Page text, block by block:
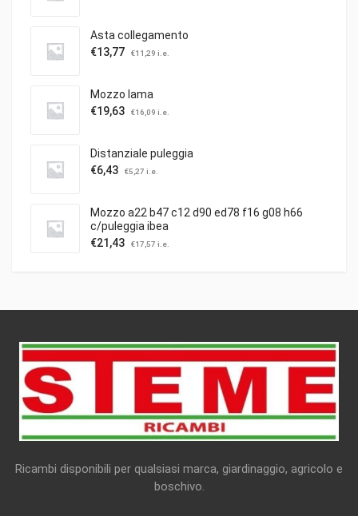
Asta collegamento
€13,77 €11,29 i.e.
Mozzo lama
€19,63 €16,09 i.e.
Distanziale puleggia
€6,43 €5,27 i.e.
Mozzo a22 b47 c12 d90 ed78 f16 g08 h66
c/puleggia ibea
€21,43 €17,57 i.e.
Ricambi disponibili per qualsiasi marca, giardinaggio, agricolo e
boschivo.